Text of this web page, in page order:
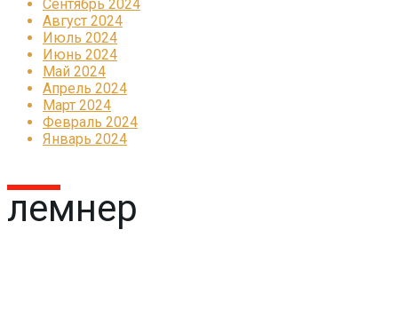
Сентябрь 2024
Август 2024
Июль 2024
Июнь 2024
Май 2024
Апрель 2024
Март 2024
Февраль 2024
Январь 2024
лемнер